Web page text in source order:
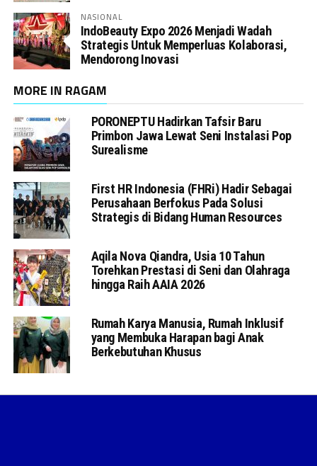
NASIONAL
IndoBeauty Expo 2026 Menjadi Wadah
Strategis Untuk Memperluas Kolaborasi,
Mendorong Inovasi
MORE IN RAGAM
PORONEPTU Hadirkan Tafsir Baru
Primbon Jawa Lewat Seni Instalasi Pop
Surealisme
First HR Indonesia (FHRi) Hadir Sebagai
Perusahaan Berfokus Pada Solusi
Strategis di Bidang Human Resources
Aqila Nova Qiandra, Usia 10 Tahun
Torehkan Prestasi di Seni dan Olahraga
hingga Raih AAIA 2026
Rumah Karya Manusia, Rumah Inklusif
yang Membuka Harapan bagi Anak
Berkebutuhan Khusus